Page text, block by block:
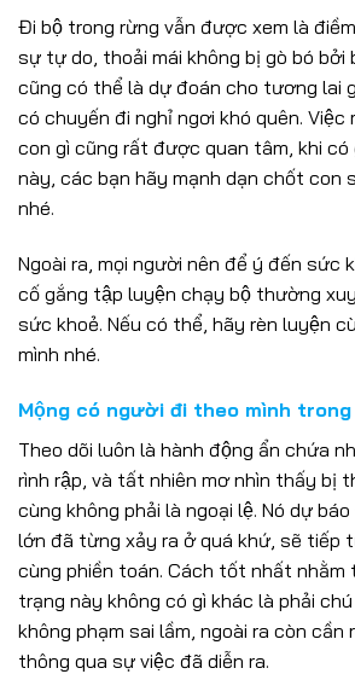
Đi bộ trong rừng vẫn được xem là
sự tự do, thoải mái không bị gò bó bởi
cũng có thể là dự đoán cho tương lai
có chuyến đi nghỉ ngơi khó quên.
con gì cũng rất được quan tâm, khi
này, các bạn hãy mạnh dạn chốt con
nhé.
Ngoài ra, mọi người nên để ý đến sức
cố gắng tập luyện chạy bộ thường
sức khoẻ. Nếu có thể, hãy rèn luyện
mình nhé.
Mộng có người đi theo mình
Theo dõi luôn là hành động ẩn chứa
rình rập, và tất nhiên mơ nhìn thấy bị
cùng không phải là ngoại lệ. Nó dự
lớn đã từng xảy ra ở quá khứ, sẽ tiếp
cùng phiền toán. Cách tốt nhất nhằm
trạng này không có gì khác là phải
không phạm sai lầm, ngoài ra còn cần
thông qua sự việc đã diễn ra.